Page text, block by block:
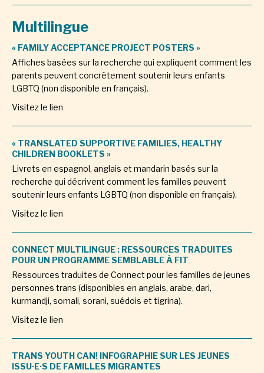
Multilingue
« FAMILY ACCEPTANCE PROJECT POSTERS »
Affiches basées sur la recherche qui expliquent comment les
parents peuvent concrètement soutenir leurs enfants
LGBTQ (non disponible en français).
Visitez le lien
« TRANSLATED SUPPORTIVE FAMILIES, HEALTHY
CHILDREN BOOKLETS »
Livrets en espagnol, anglais et mandarin basés sur la
recherche qui décrivent comment les familles peuvent
soutenir leurs enfants LGBTQ (non disponible en français).
Visitez le lien
CONNECT MULTILINGUE : RESSOURCES TRADUITES
POUR UN PROGRAMME SEMBLABLE À FIT
Ressources traduites de Connect pour les familles de jeunes
personnes trans (disponibles en anglais, arabe, dari,
kurmandji, somali, sorani, suédois et tigrina).
Visitez le lien
TRANS YOUTH CAN! INFOGRAPHIE SUR LES JEUNES
ISSU·E·S DE FAMILLES MIGRANTES